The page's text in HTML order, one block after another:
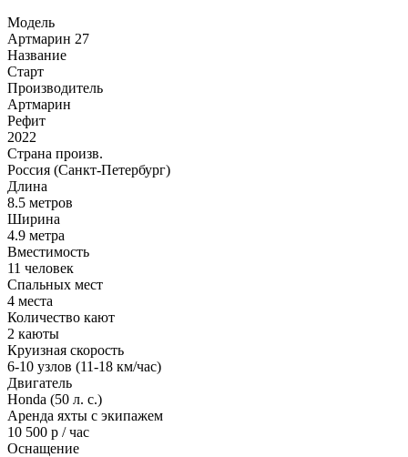
Модель
Артмарин 27
Название
Старт
Производитель
Артмарин
Рефит
2022
Страна произв.
Россия (Санкт-Петербург)
Длина
8.5 метров
Ширина
4.9 метра
Вместимость
11 человек
Спальных мест
4 места
Количество кают
2 каюты
Круизная скорость
6-10 узлов (11-18 км/час)
Двигатель
Honda (50 л. с.)
Аренда яхты с экипажем
10 500 р / час
Оснащение